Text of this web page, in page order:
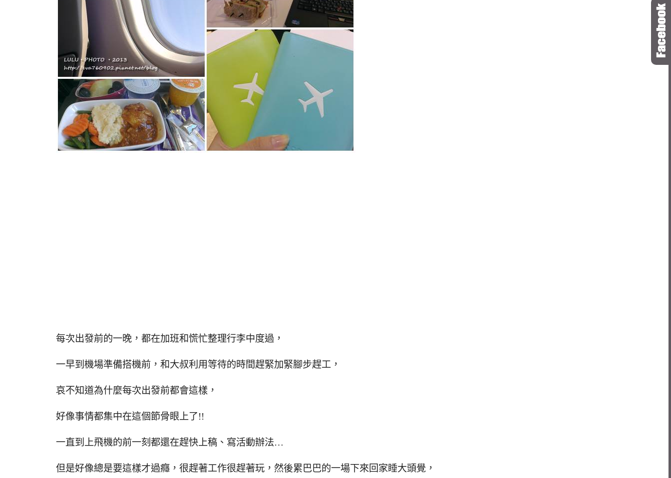
每次出發前的一晚，都在加班和慌忙整理行李中度過，
一早到機場準備搭機前，和大叔利用等待的時間趕緊加緊腳步趕工，
哀不知道為什麼每次出發前都會這樣，
好像事情都集中在這個節骨眼上了!!
一直到上飛機的前一刻都還在趕快上稿、寫活動辦法…
但是好像總是要這樣才過癮，很趕著工作很趕著玩，然後累巴巴的一場下來回家睡大頭覺，